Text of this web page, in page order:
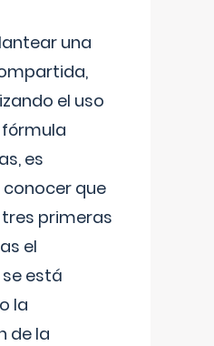
una
el uso
es
que
primeras
el
está
la
de la